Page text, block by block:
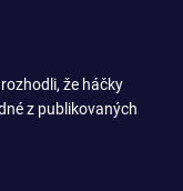
že háčky
z publikovaných